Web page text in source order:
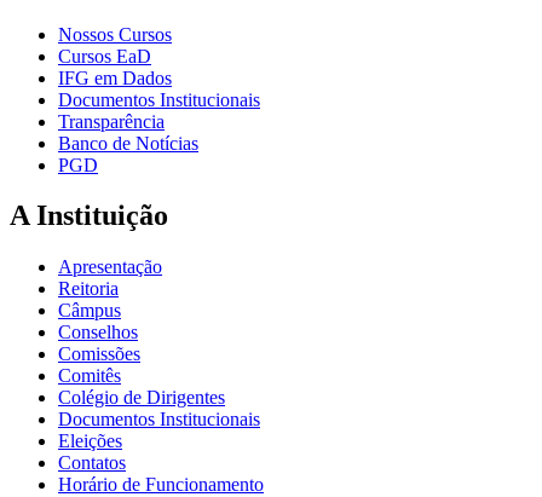
Nossos Cursos
Cursos EaD
IFG em Dados
Documentos Institucionais
Transparência
Banco de Notícias
PGD
A Instituição
Apresentação
Reitoria
Câmpus
Conselhos
Comissões
Comitês
Colégio de Dirigentes
Documentos Institucionais
Eleições
Contatos
Horário de Funcionamento